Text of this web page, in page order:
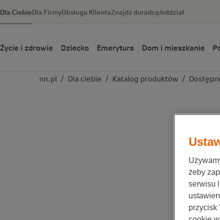
Dla CiebieDla FirmyObsługa KlientaZnajdź doradcę/oddział
Życie i zdrowie Dziecko Emerytura Dom i mieszkanie
nn.pl / Dla ciebie / Katalog produktów /
żeby
serwisu
przycisk